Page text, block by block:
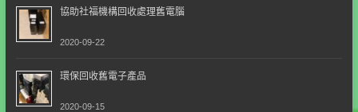
協助社福機構回收處理舊電腦
2020-09-22
環保回收舊電子產品
2020-09-15